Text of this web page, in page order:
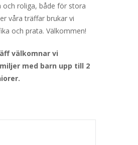
och roliga, både för stora
våra träffar brukar vi
och prata. Välkommen!
välkomnar vi
med barn upp till 2